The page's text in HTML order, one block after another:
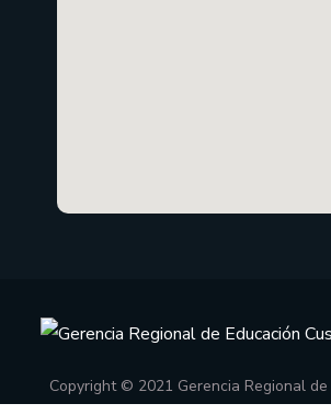
Copyright © 2021 Gerencia Regional de